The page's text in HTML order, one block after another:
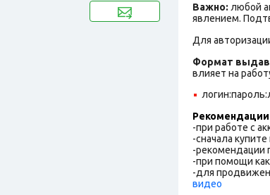
Важно: любой
явлением.
Для
Формат
влияет на
Рекомендации
-при работе с
-сначала
-рекомендации
-при помощи
-для
видео